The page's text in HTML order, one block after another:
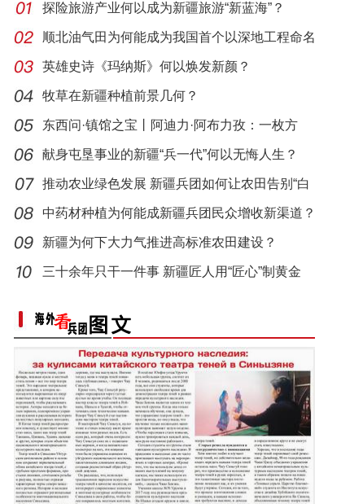
当四大名著经典曲目邂逅新疆舞，会擦出怎样
探险旅游产业何以成为新疆旅游“新蓝海”？
顺北油气田为何能成为我国首个以深地工程命名
的项
英雄史诗《玛纳斯》何以焕发新颜？
牧草在新疆种植前景几何？
东西问·镇馆之宝丨阿迪力·阿布力孜：一枚方
印，
献身屯垦事业的新疆“兵一代”何以无悔人生？
推动农业绿色发展 新疆兵团如何让农田告别“白
色污
中药材种植为何能成新疆兵团民众增收新渠道？
新疆为何下大力气推进高标准农田建设？
三十余年只干一件事 新疆匠人用“匠心”制黄金